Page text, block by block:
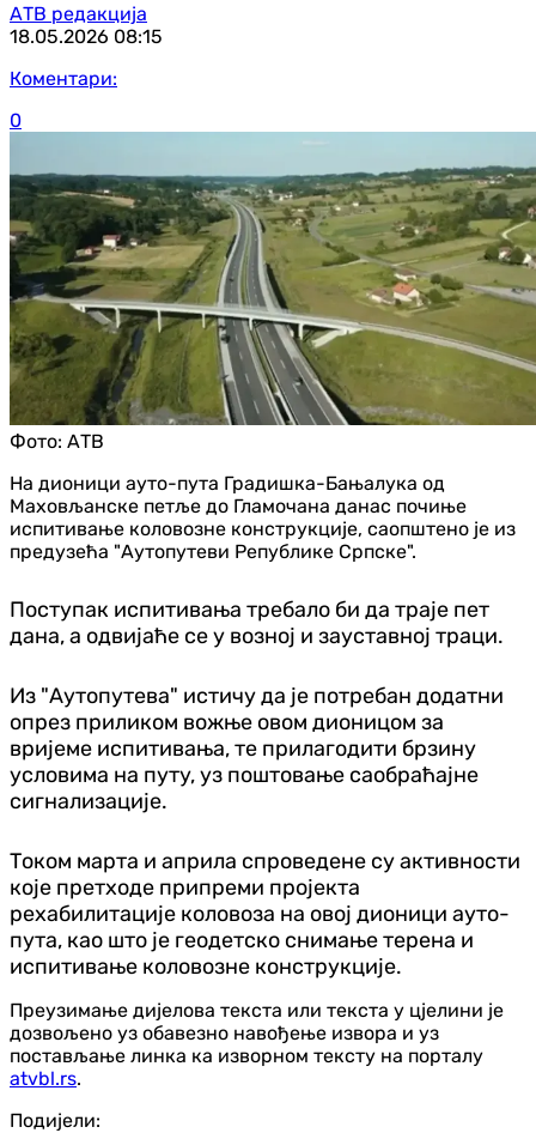
АТВ редакција
18.05.2026 08:15
Коментари:
0
Фото: АТВ
На дионици ауто-пута Градишка-Бањалука од
Маховљанске петље до Гламочана данас почиње
испитивање коловозне конструкције, саопштено је из
предузећа "Аутопутеви Републике Српске".
Поступак испитивања требало би да траје пет
дана, а одвијаће се у возној и зауставној траци.
Из "Аутопутева" истичу да је потребан додатни
опрез приликом вожње овом дионицом за
вријеме испитивања, те прилагодити брзину
условима на путу, уз поштовање саобраћајне
сигнализације.
Током марта и априла спроведене су активности
које претходе припреми пројекта
рехабилитације коловоза на овој дионици ауто-
пута, као што је геодетско снимање терена и
испитивање коловозне конструкције.
Преузимање дијелова текста или текста у цјелини је
дозвољено уз обавезно навођење извора и уз
постављање линка ка изворном тексту на порталу
atvbl.rs.
Подијели: